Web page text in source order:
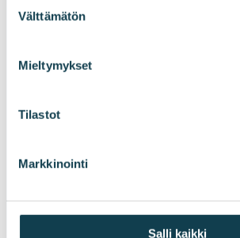
valinta
Välttämätön
Mieltymykset
Tilastot
Markkinointi
Salli kaikki